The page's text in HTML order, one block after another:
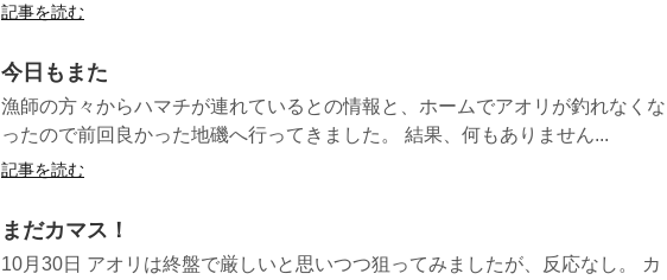
記事を読む
今日もまた
漁師の方々からハマチが連れているとの情報と、ホームでアオリが釣れなくな
ったので前回良かった地磯へ行ってきました。 結果、何もありません...
記事を読む
まだカマス！
10月30日 アオリは終盤で厳しいと思いつつ狙ってみましたが、反応なし。 カ